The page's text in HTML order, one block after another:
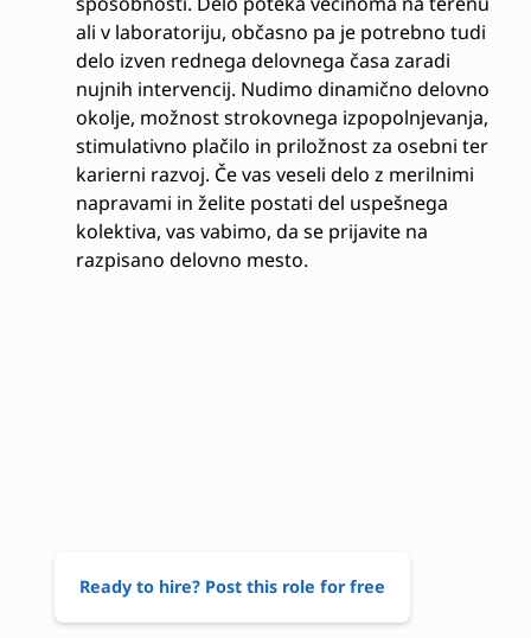
ali v laboratoriju, občasno pa je potrebno tudi
delo izven rednega delovnega časa zaradi
nujnih intervencij. Nudimo dinamično delovno
okolje, možnost strokovnega izpopolnjevanja,
stimulativno plačilo in priložnost za osebni ter
karierni razvoj. Če vas veseli delo z merilnimi
napravami in želite postati del uspešnega
kolektiva, vas vabimo, da se prijavite na
razpisano delovno mesto.
Ready to hire? Post this role for free